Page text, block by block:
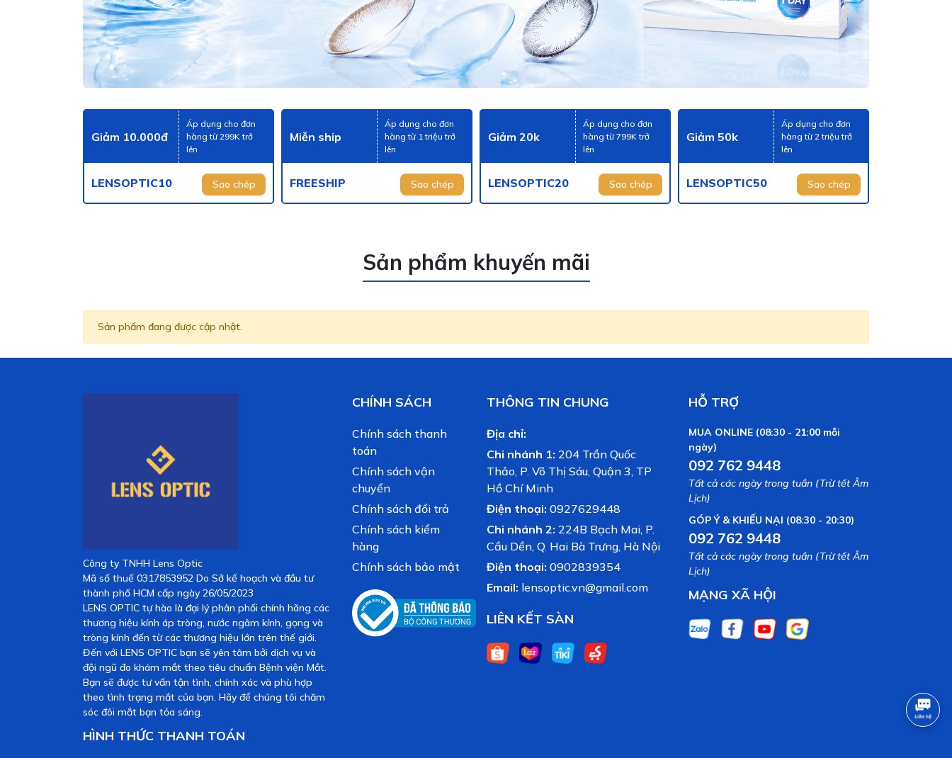
Giảm 10.000đ
Áp dụng cho đơn
hàng từ 299K trở
lên
LENSOPTIC10 Sao chép
Miễn ship
Áp dụng cho đơn
hàng từ 1 triệu trở
lên
FREESHIP Sao chép
Giảm 20k
Áp dụng cho đơn
hàng từ 799K trở
lên
LENSOPTIC20 Sao chép
Giảm 50k
Áp dụng cho đơn
hàng từ 2 triệu trở
lên
LENSOPTIC50 Sao chép
Sản phẩm khuyến mãi
Sản phẩm đang được cập nhật.
Công ty TNHH Lens Optic
Mã số thuế 0317853952 Do Sở kế hoạch và đầu tư
thành phố HCM cấp ngày 26/05/2023
LENS OPTIC tự hào là đại lý phân phối chính hãng các
thương hiệu kính áp tròng, nước ngâm kính, gọng và
tròng kính đến từ các thương hiệu lớn trên thế giới.
Đến với LENS OPTIC bạn sẽ yên tâm bởi dịch vụ và
đội ngũ đo khám mắt theo tiêu chuẩn Bệnh viện Mắt.
Bạn sẽ được tư vấn tận tình, chính xác và phù hợp
theo tình trạng mắt của bạn. Hãy để chúng tôi chăm
sóc đôi mắt bạn tỏa sáng.
HÌNH THỨC THANH TOÁN
CHÍNH SÁCH
Chính sách thanh
toán
Chính sách vận
chuyển
Chính sách đổi trả
Chính sách kiểm
hàng
Chính sách bảo mật
THÔNG TIN CHUNG
Địa chỉ:
Chi nhánh 1: 204 Trần Quốc
Thảo, P. Võ Thị Sáu, Quận 3, TP
Hồ Chí Minh
Điện thoại: 0927629448
Chi nhánh 2: 224B Bạch Mai, P.
Cầu Dền, Q. Hai Bà Trưng, Hà Nội
Điện thoại: 0902839354
Email: lensoptic.vn@gmail.com
LIÊN KẾT SÀN
HỖ TRỢ
MUA ONLINE (08:30 - 21:00 mỗi
ngày)
092 762 9448
Tất cả các ngày trong tuần (Trừ tết Âm
Lịch)
GÓP Ý & KHIẾU NẠI (08:30 - 20:30)
092 762 9448
Tất cả các ngày trong tuần (Trừ tết Âm
Lịch)
MẠNG XÃ HỘI